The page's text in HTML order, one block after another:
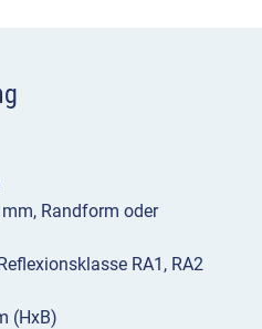
Randform oder
RA1, RA2
(HxB)